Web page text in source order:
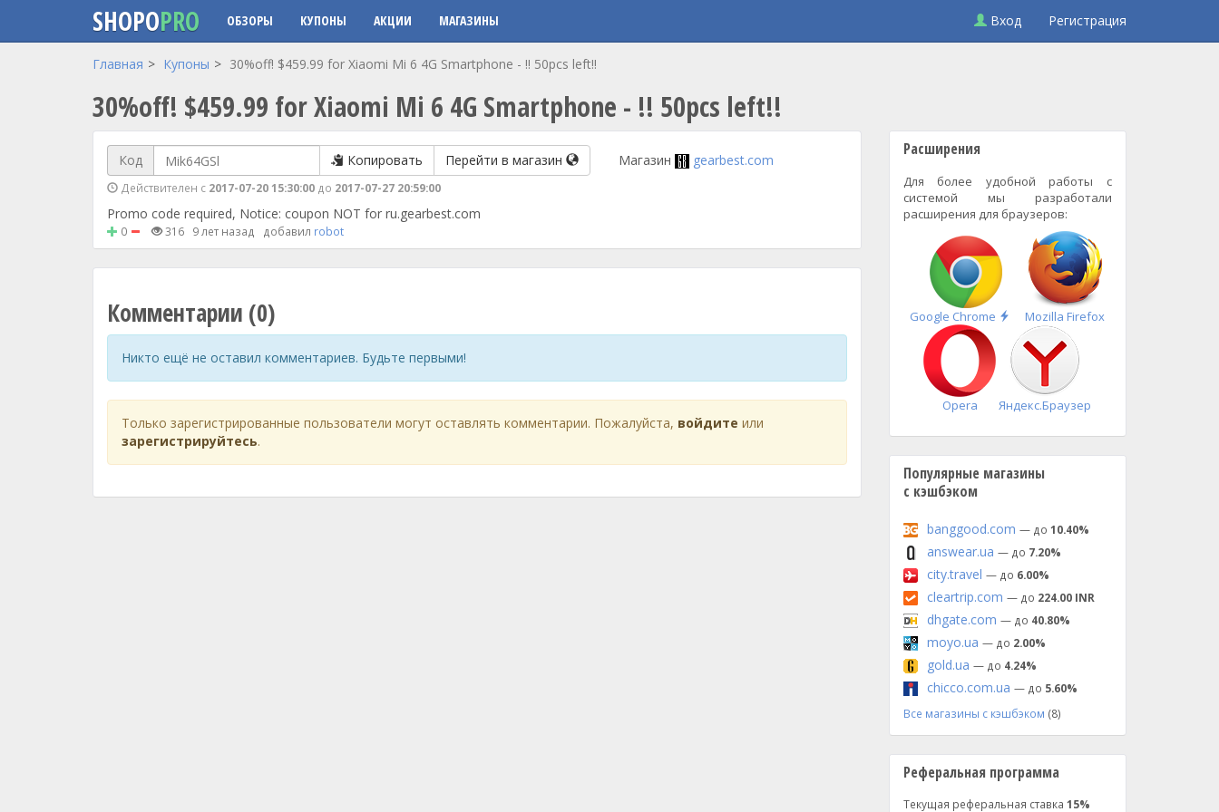
Перейти к основному содержанию
SHOPOPRO ОБЗОРЫ КУПОНЫ АКЦИИ МАГАЗИНЫ Вход Регистрация
Главная Купоны 30%off! $459.99 for Xiaomi Mi 6 4G Smartphone - !! 50pcs left!!
30%off! $459.99 for Xiaomi Mi 6 4G Smartphone - !! 50pcs left!!
Код Копировать Перейти в магазин
Действителен с 2017-07-20 15:30:00 до 2017-07-27 20:59:00
Магазин gearbest.com
Promo code required, Notice: coupon NOT for ru.gearbest.com
0 316 9 лет назад добавил robot
Комментарии (0)
Никто ещё не оставил комментариев. Будьте первыми!
Только зарегистрированные пользователи могут оставлять комментарии. Пожалуйста, войдите или
зарегистрируйтесь.
Расширения
Для более удобной работы с
системой мы разработали
расширения для браузеров:
Google Chrome
Быстрая
установка
Mozilla Firefox
Opera Яндекс.Браузер
Популярные магазины
с кэшбэком
banggood.com — до 10.40%
answear.ua — до 7.20%
city.travel — до 6.00%
cleartrip.com — до 224.00 INR
dhgate.com — до 40.80%
moyo.ua — до 2.00%
gold.ua — до 4.24%
chicco.com.ua — до 5.60%
Все магазины с кэшбэком (8)
Реферальная программа
Текущая реферальная ставка 15%